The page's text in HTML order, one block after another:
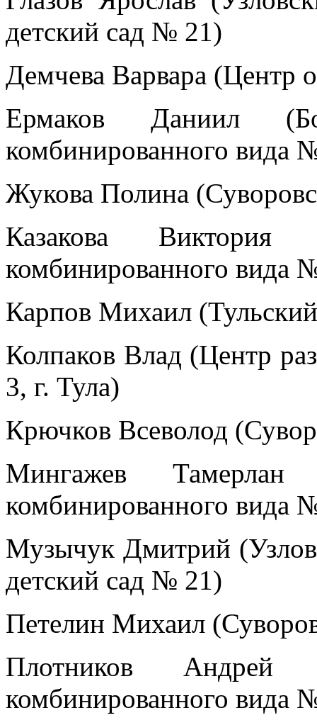
детский сад № 21)
Демчева Варвара (Центр
Ермаков Даниил
комбинированного вида
Жукова Полина
Казакова
комбинированного вида
Карпов Михаил
Колпаков Влад (Центр
3, г. Тула)
Крючков Всеволод
Мингажев
комбинированного вида
Музычук Дмитрий
детский сад № 21)
Петелин Михаил
Плотников Андрей
комбинированного вида